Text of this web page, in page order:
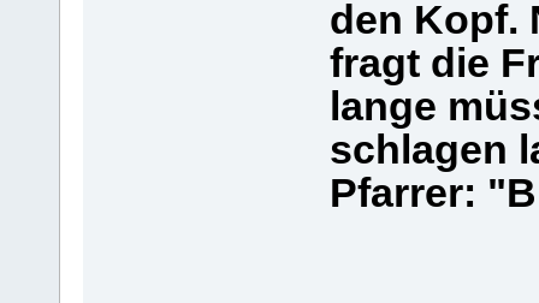
den Kopf.
fragt die
lange
schlagen
Pfarrer: